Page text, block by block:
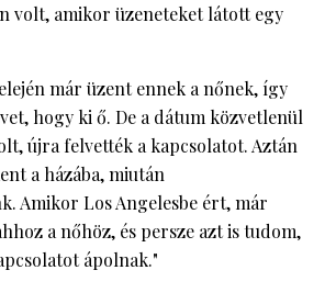
volt, amikor üzeneteket látott egy
már üzent ennek a nőnek, így
hogy ki ő. De a dátum közvetlenül
újra felvették a kapcsolatot. Aztán
a házába, miután
Amikor Los Angelesbe ért, már
a nőhöz, és persze azt is tudom,
ápolnak."